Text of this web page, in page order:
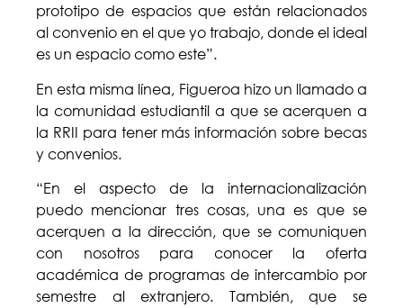
prototipo de espacios que están relacionados
al convenio en el que yo trabajo, donde el ideal
es un espacio como este”.
En esta misma línea, Figueroa hizo un llamado a
la comunidad estudiantil a que se acerquen a
la RRII para tener más información sobre becas
y convenios.
“En el aspecto de la internacionalización
puedo mencionar tres cosas, una es que se
acerquen a la dirección, que se comuniquen
con nosotros para conocer la oferta
académica de programas de intercambio por
semestre al extranjero. También, que se